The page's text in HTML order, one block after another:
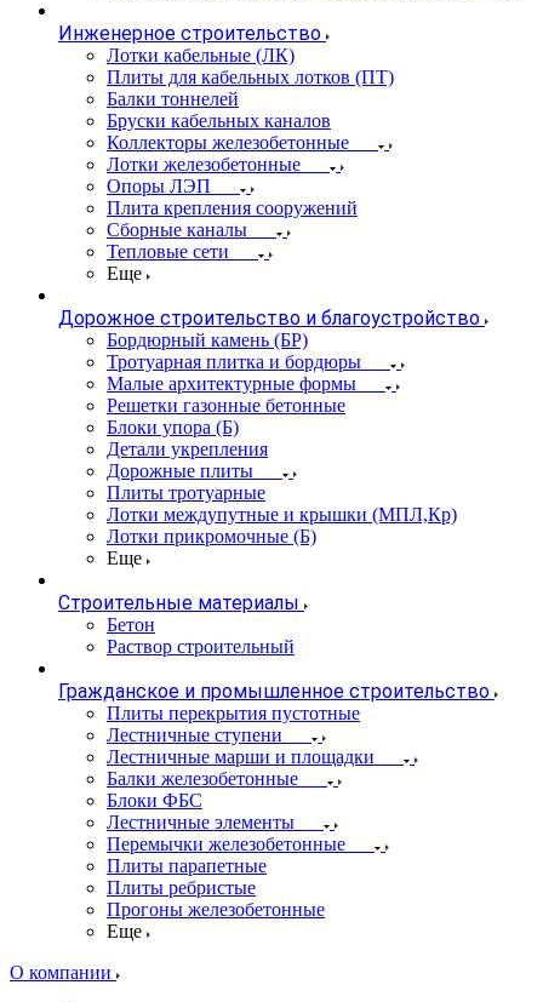
Инженерное строительство
Лотки кабельные (ЛК)
Плиты для кабельных лотков (ПТ)
Балки тоннелей
Бруски кабельных каналов
Коллекторы железобетонные
Лотки железобетонные
Опоры ЛЭП
Плита крепления сооружений
Сборные каналы
Тепловые сети
Еще
Дорожное строительство и благоустройство
Бордюрный камень (БР)
Тротуарная плитка и бордюры
Малые архитектурные формы
Решетки газонные бетонные
Блоки упора (Б)
Детали укрепления
Дорожные плиты
Плиты тротуарные
Лотки междупутные и крышки (МПЛ,Кр)
Лотки прикромочные (Б)
Еще
Строительные материалы
Бетон
Раствор строительный
Гражданское и промышленное строительство
Плиты перекрытия пустотные
Лестничные ступени
Лестничные марши и площадки
Балки железобетонные
Блоки ФБС
Лестничные элементы
Перемычки железобетонные
Плиты парапетные
Плиты ребристые
Прогоны железобетонные
Еще
О компании